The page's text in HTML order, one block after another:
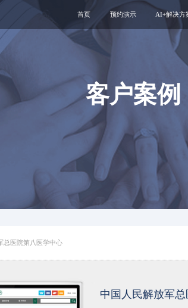
首页 预约演示 AI+解决方
医疗用户服务
智慧服务解决
互联网医院
智慧管理解决
客户案例
总医院第八医学中心
中国人民解放军